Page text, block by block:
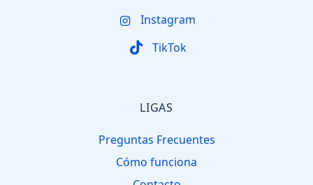
Instagram
TikTok
LIGAS
Preguntas Frecuentes
Cómo funciona